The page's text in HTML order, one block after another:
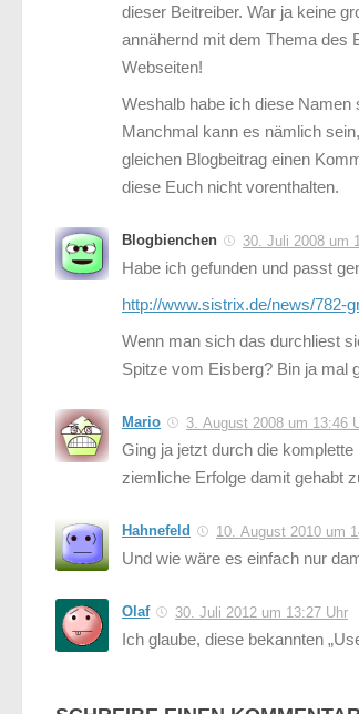
dieser Beitreiber. War ja keine
annähernd mit dem Thema des
Webseiten!
Weshalb habe ich diese Namen
Manchmal kann es nämlich
gleichen Blogbeitrag einen
diese Euch nicht vorenthalten.
Blogbienchen 30. Juli 2008 um
Habe ich gefunden und passt
http://www.sistrix.de/news/782-
Wenn man sich das durchliest
Spitze vom Eisberg? Bin ja mal
Mario 3. August 2008 um 13:46
Ging ja jetzt durch die
ziemliche Erfolge damit gehabt
Hahnefeld 10. August 2010 um
Und wie wäre es einfach nur
Olaf 30. Juli 2012 um 13:27 Uhr
Ich glaube, diese bekannten